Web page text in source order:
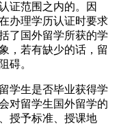
证范围之内的。因
办理学历认证时要求
了国外留学所获的学
，若有缺少的话，留
碍。
学生是否毕业获得学
对留学生国外留学的
授予标准、授课地